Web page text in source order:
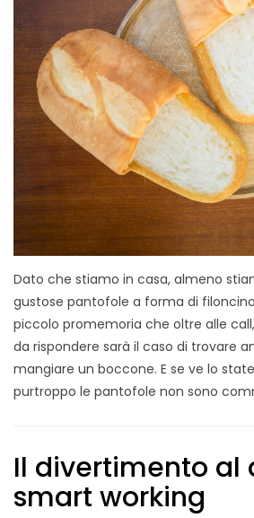
Dato che stiamo in casa, almeno
gustose pantofole a forma di
piccolo promemoria che oltre alle
da rispondere sarà il caso di trovare
mangiare un boccone. E se ve lo
purtroppo le pantofole non sono
Il divertimento al
smart working